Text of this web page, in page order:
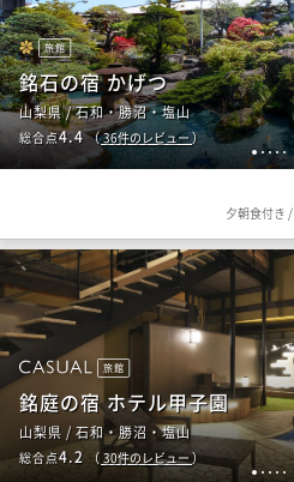
1234 5
旅館
銘石の宿 かげつ
山梨県 / 石和・勝沼・塩山
総合点4.4（36件のレビュー）
夕朝食付き /
1 2 34 5
旅館
銘庭の宿 ホテル甲子園
山梨県 / 石和・勝沼・塩山
総合点4.2 （ 30件のレビュー）